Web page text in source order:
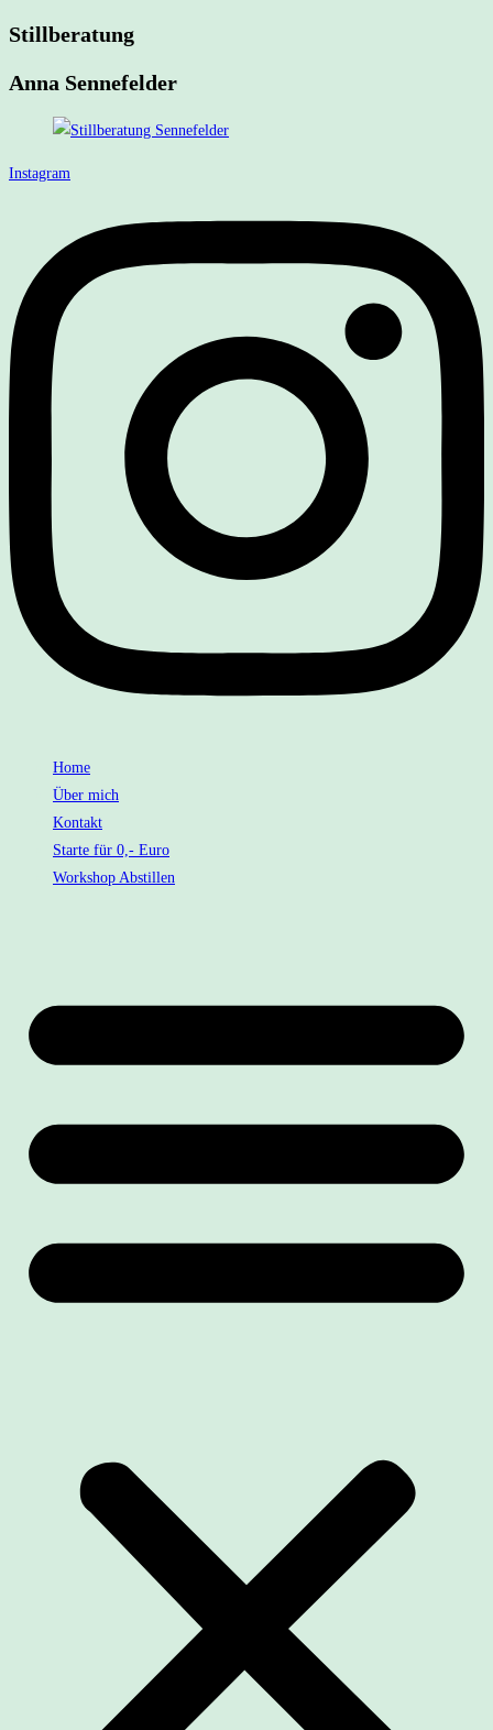
Zum
springen
Stillberatung
Anna Sennefelder
Instagram
Home
Über mich
Kontakt
Starte für 0,- Euro
Workshop Abstillen